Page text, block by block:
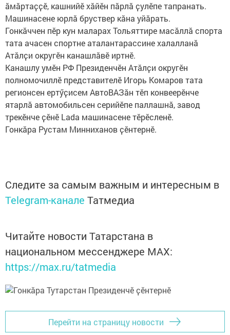
ӑмӑртаҫҫӗ, кашнийӗ хӑйӗн пӑрлӑ ҫулӗпе тапранать.
Машинасене юрлӑ бруствер кӑна уйӑрать.
Гонкӑччен пӗр кун маларах Тольяттире масӑллӑ спорта
тата ачасен спортне аталантарассине халалланӑ
Атӑлҫи округӗн канашлӑвӗ иртнӗ.
Канашлу умӗн РФ Президенчӗн Атӑлҫи округӗн
полномочиллӗ представителӗ Игорь Комаров тата
регионсен ертӳҫисем АвтоВАЗӑн тӗп конвеерӗнче
ятарлӑ автомобильсен серийӗпе паллашнӑ, завод
трекӗнче ҫӗнӗ Lada машинасене тӗрӗсленӗ.
Гонкӑра Рустам Минниханов ҫӗнтернӗ.
Следите за самым важным и интересным в
Telegram-канале Татмедиа
Читайте новости Татарстана в
национальном мессенджере MАХ:
https://max.ru/tatmedia
Перейти на страницу новости